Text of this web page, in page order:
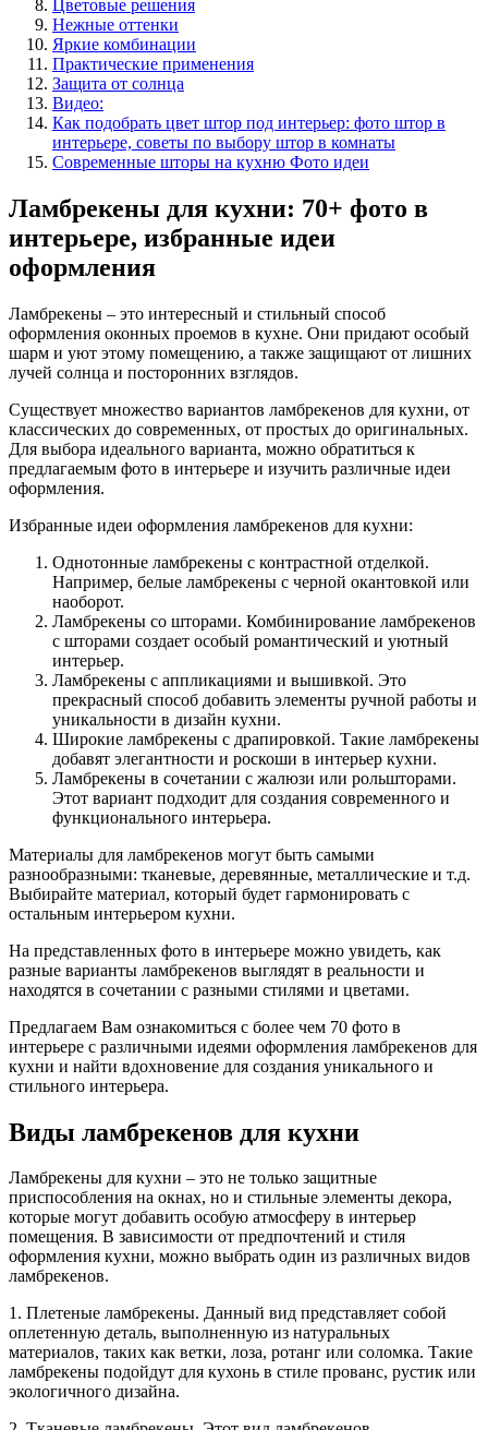
Цветовые решения
Нежные оттенки
Яркие комбинации
Практические применения
Защита от солнца
Видео:
Как подобрать цвет штор под интерьер: фото штор в
интерьере, советы по выбору штор в комнаты
Современные шторы на кухню Фото идеи
Ламбрекены для кухни: 70+ фото в
интерьере, избранные идеи
оформления
Ламбрекены – это интересный и стильный способ
оформления оконных проемов в кухне. Они придают особый
шарм и уют этому помещению, а также защищают от лишних
лучей солнца и посторонних взглядов.
Существует множество вариантов ламбрекенов для кухни, от
классических до современных, от простых до оригинальных.
Для выбора идеального варианта, можно обратиться к
предлагаемым фото в интерьере и изучить различные идеи
оформления.
Избранные идеи оформления ламбрекенов для кухни:
Однотонные ламбрекены с контрастной отделкой.
Например, белые ламбрекены с черной окантовкой или
наоборот.
Ламбрекены со шторами. Комбинирование ламбрекенов
с шторами создает особый романтический и уютный
интерьер.
Ламбрекены с аппликациями и вышивкой. Это
прекрасный способ добавить элементы ручной работы и
уникальности в дизайн кухни.
Широкие ламбрекены с драпировкой. Такие ламбрекены
добавят элегантности и роскоши в интерьер кухни.
Ламбрекены в сочетании с жалюзи или рольшторами.
Этот вариант подходит для создания современного и
функционального интерьера.
Материалы для ламбрекенов могут быть самыми
разнообразными: тканевые, деревянные, металлические и т.д.
Выбирайте материал, который будет гармонировать с
остальным интерьером кухни.
На представленных фото в интерьере можно увидеть, как
разные варианты ламбрекенов выглядят в реальности и
находятся в сочетании с разными стилями и цветами.
Предлагаем Вам ознакомиться с более чем 70 фото в
интерьере с различными идеями оформления ламбрекенов для
кухни и найти вдохновение для создания уникального и
стильного интерьера.
Виды ламбрекенов для кухни
Ламбрекены для кухни – это не только защитные
приспособления на окнах, но и стильные элементы декора,
которые могут добавить особую атмосферу в интерьер
помещения. В зависимости от предпочтений и стиля
оформления кухни, можно выбрать один из различных видов
ламбрекенов.
1. Плетеные ламбрекены. Данный вид представляет собой
оплетенную деталь, выполненную из натуральных
материалов, таких как ветки, лоза, ротанг или соломка. Такие
ламбрекены подойдут для кухонь в стиле прованс, рустик или
экологичного дизайна.